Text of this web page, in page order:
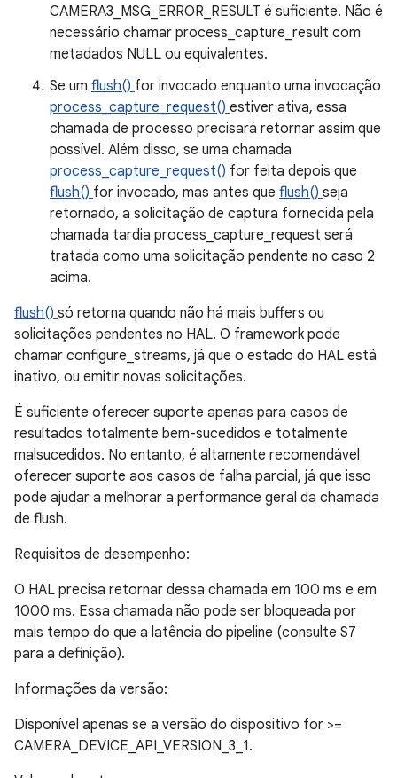
CAMERA3_MSG_ERROR_RESULT é suficiente. Não é
necessário chamar process_capture_result com
metadados NULL ou equivalentes.
Se um flush() for invocado enquanto uma invocação
process_capture_request() estiver ativa, essa
chamada de processo precisará retornar assim que
possível. Além disso, se uma chamada
process_capture_request() for feita depois que
flush() for invocado, mas antes que flush() seja
retornado, a solicitação de captura fornecida pela
chamada tardia process_capture_request será
tratada como uma solicitação pendente no caso 2
acima.
flush() só retorna quando não há mais buffers ou
solicitações pendentes no HAL. O framework pode
chamar configure_streams, já que o estado do HAL está
inativo, ou emitir novas solicitações.
É suficiente oferecer suporte apenas para casos de
resultados totalmente bem-sucedidos e totalmente
malsucedidos. No entanto, é altamente recomendável
oferecer suporte aos casos de falha parcial, já que isso
pode ajudar a melhorar a performance geral da chamada
de flush.
Requisitos de desempenho:
O HAL precisa retornar dessa chamada em 100 ms e em
1000 ms. Essa chamada não pode ser bloqueada por
mais tempo do que a latência do pipeline (consulte S7
para a definição).
Informações da versão:
Disponível apenas se a versão do dispositivo for >=
CAMERA_DEVICE_API_VERSION_3_1.